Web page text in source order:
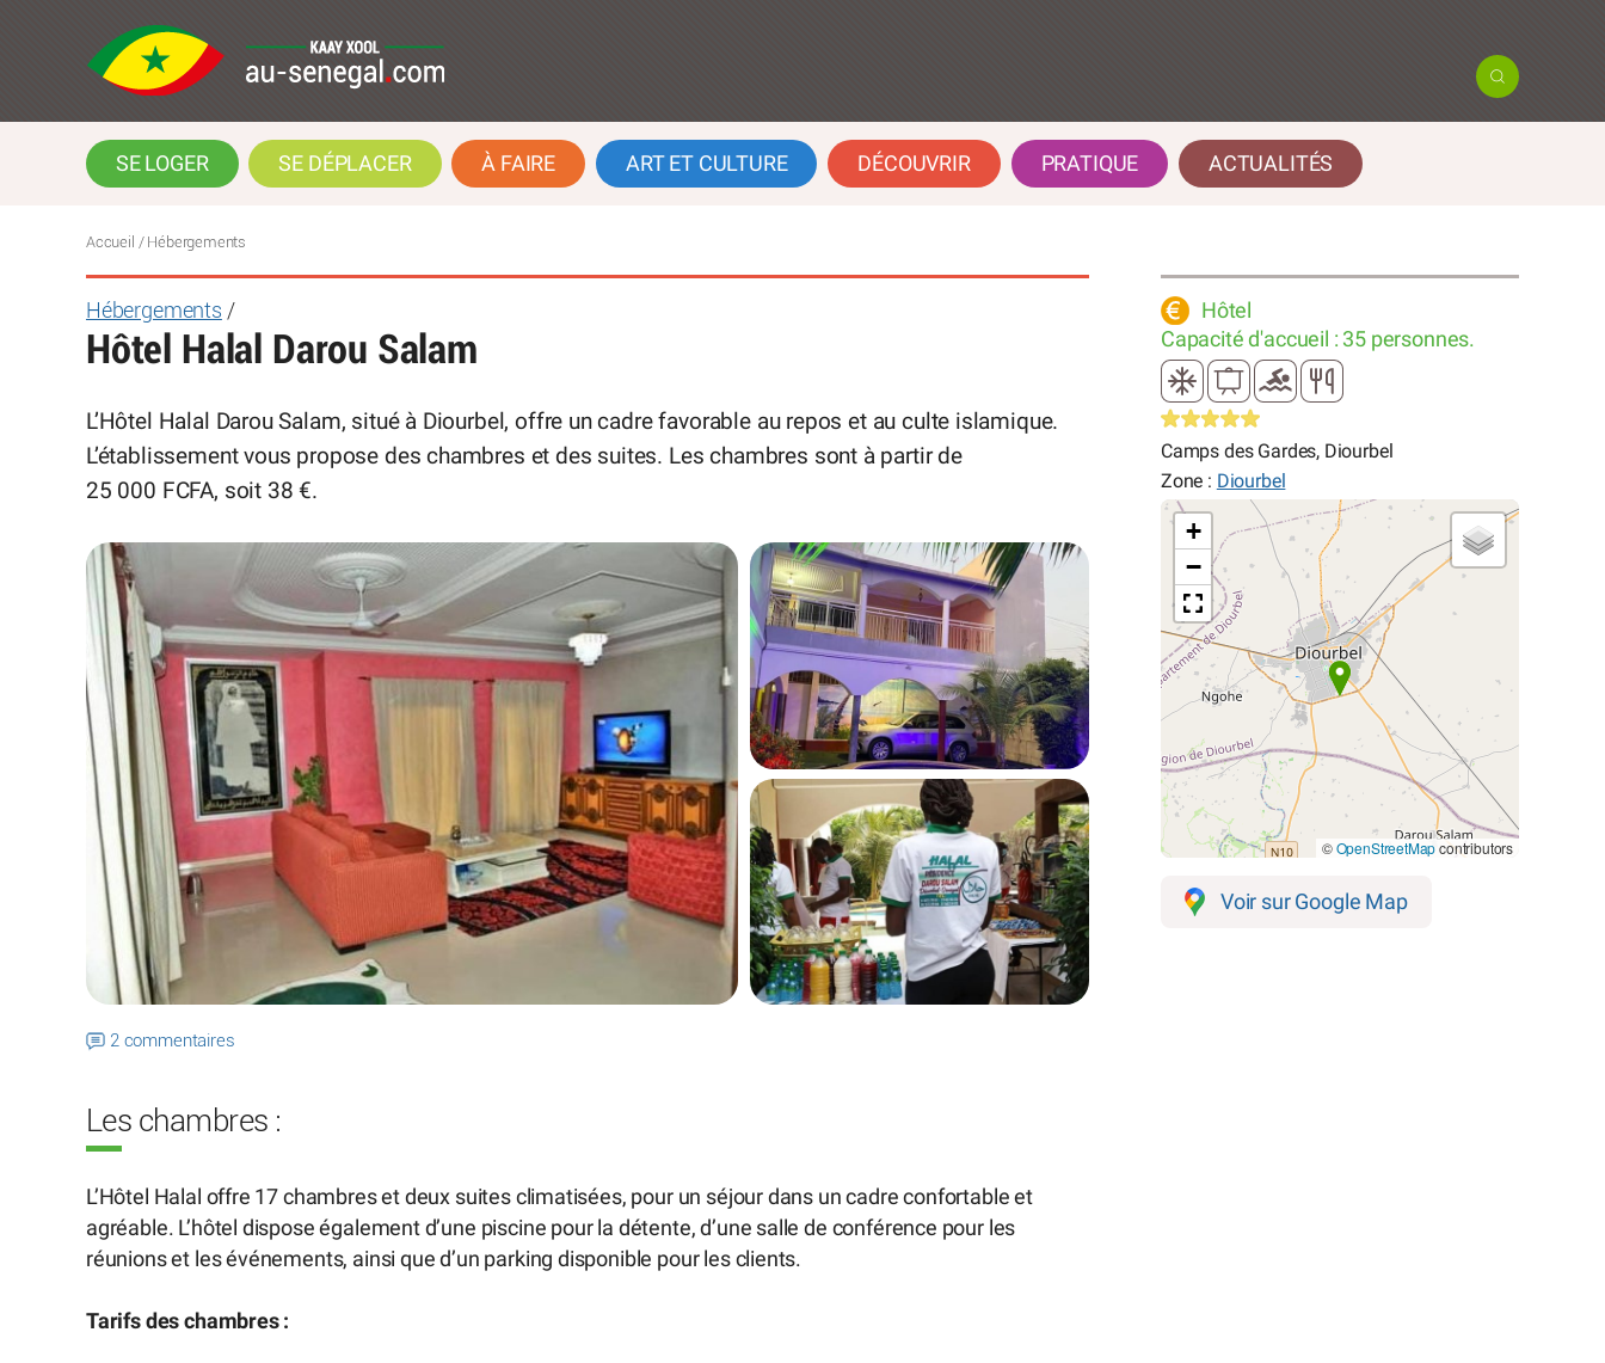
SE LOGER SE DÉPLACER À FAIRE ART ET CULTURE DÉCOUVRIR PRATIQUE ACTUALITÉS
Accueil / Hébergements
Hébergements /
Hôtel Halal Darou Salam
L’Hôtel Halal Darou Salam, situé à Diourbel, offre un cadre favorable au repos et au culte islamique.
L’établissement vous propose des chambres et des suites. Les chambres sont à partir de
25 000 FCFA, soit 38 €.
2 commentaires
Les chambres :
L’Hôtel Halal offre 17 chambres et deux suites climatisées, pour un séjour dans un cadre confortable et
agréable. L’hôtel dispose également d’une piscine pour la détente, d’une salle de conférence pour les
réunions et les événements, ainsi que d’un parking disponible pour les clients.
Tarifs des chambres :
Hôtel
Capacité d'accueil : 35 personnes.
Camps des Gardes, Diourbel
Zone : Diourbel
+
−
©OpenStreetMapcontributors
Voir sur Google Map